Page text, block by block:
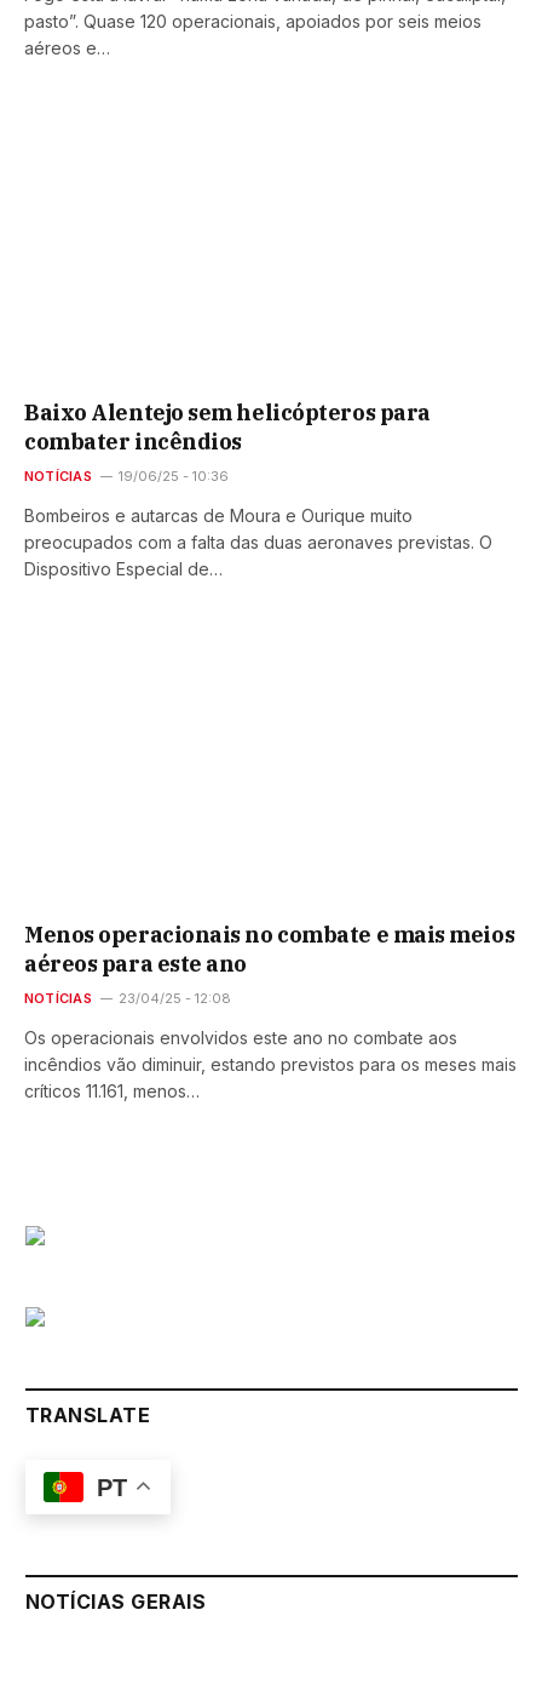
pasto”. Quase 120 operacionais, apoiados por seis meios
aéreos e…
Baixo Alentejo sem helicópteros para
combater incêndios
NOTÍCIAS 19/06/25 - 10:36
Bombeiros e autarcas de Moura e Ourique muito
preocupados com a falta das duas aeronaves previstas. O
Dispositivo Especial de…
Menos operacionais no combate e mais meios
aéreos para este ano
NOTÍCIAS 23/04/25 - 12:08
Os operacionais envolvidos este ano no combate aos
incêndios vão diminuir, estando previstos para os meses mais
críticos 11.161, menos…
TRANSLATE
PT
NOTÍCIAS GERAIS